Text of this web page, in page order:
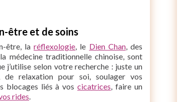
être et de soins
être, laréflexologie, le Dien Chan, des
médecine traditionnelle chinoise, sont
j’utilise selon votre recherche : juste un
de relaxation pour soi, soulager vos
blocages liés à voscicatrices, faire un
rides.